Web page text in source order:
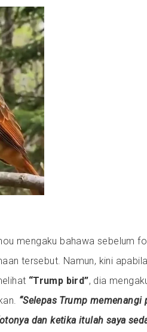
mengaku bahawa sebelum
tersebut. Namun, kini
“Trump bird”, dia
“Selepas Trump memenangi
dan ketika itulah saya